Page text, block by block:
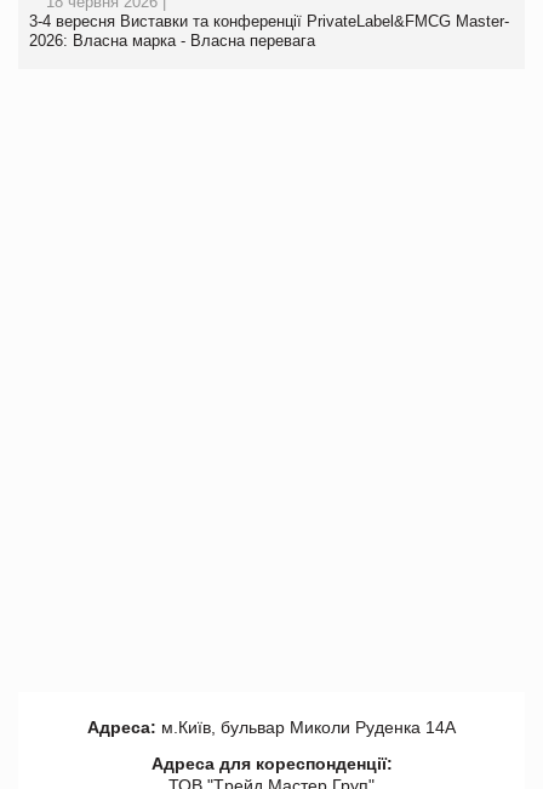
3-4 вересня Виставки та конференції PrivateLabel&FMCG Master-
2026: Власна марка - Власна перевага
Адреса: м.Київ, бульвар Миколи Руденка 14А
Адреса для кореспонденції:
ТОВ "Tрейд Мастер Груп"